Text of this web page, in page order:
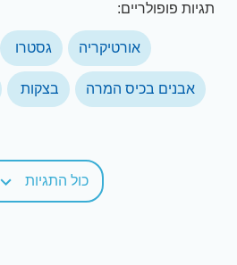
תגיות פופולריים:
אורטיקריה גסטרו
אבנים בכיס המרה בצקות
כול התגיות